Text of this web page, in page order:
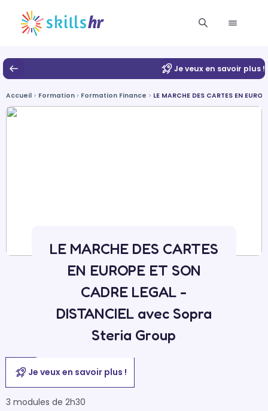
Je veux en savoir plus !
Accueil Formation Formation Finance LE MARCHE DES CARTES EN
LE MARCHE DES CARTES
EN EUROPE ET SON
CADRE LEGAL -
DISTANCIEL avec Sopra
Steria Group
Je veux en savoir plus !
3 modules de 2h30